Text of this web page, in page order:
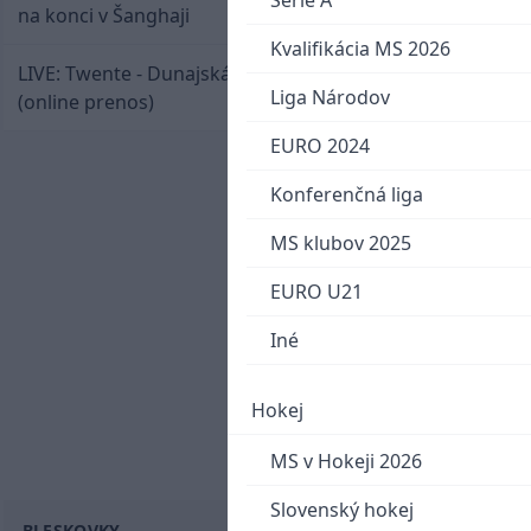
Kvalifikácia MS 2026
Liga Národov
EURO 2024
Konferenčná liga
MS klubov 2025
EURO U21
Iné
Hokej
MS v Hokeji 2026
Slovenský hokej
na konci v Šanghaji
LIVE: Twente - Dunajská Streda / Konferenčná liga
(online prenos)